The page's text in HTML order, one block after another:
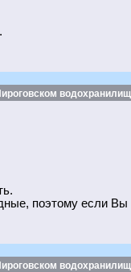
поэтому если